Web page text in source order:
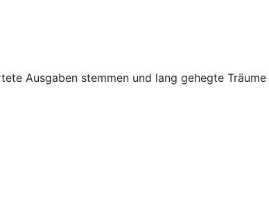
Ausgaben stemmen und lang gehegte Träume